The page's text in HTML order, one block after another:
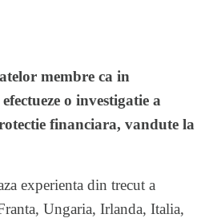
membre ca in
o investigatie a
financiara, vandute la
experienta din trecut a
Ungaria, Irlanda, Italia,